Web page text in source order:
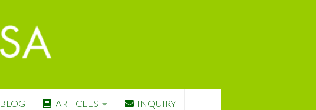
BLOG ARTICLES INQUIRY